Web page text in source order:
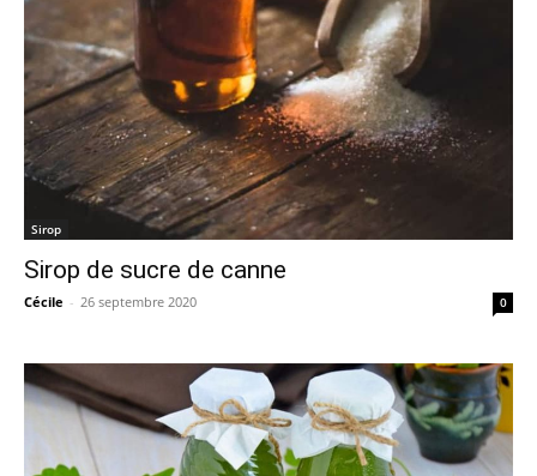
Sirop
Sirop de sucre de canne
Cécile - 26 septembre 2020 0